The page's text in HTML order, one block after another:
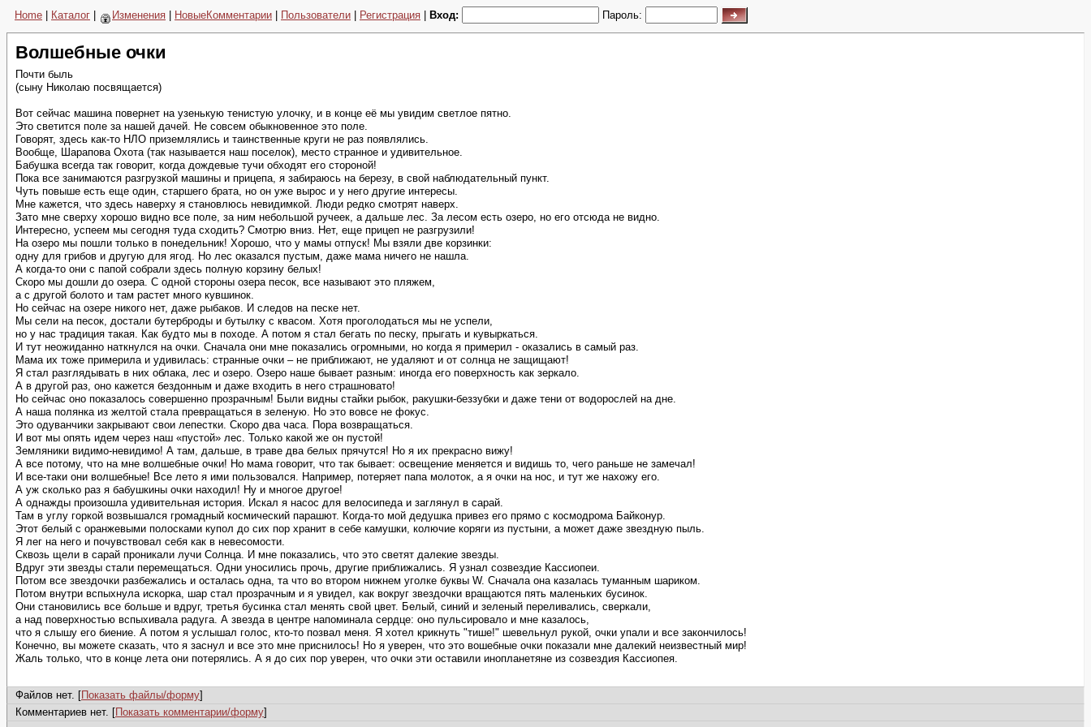
Home Каталог Изменения НовыеКомментарии Пользователи Регистрация Вход: Пароль:
Волшебные очки
Почти быль
(сыну Николаю посвящается)
Вот сейчас машина повернет на узенькую тенистую улочку, и в конце её мы увидим светлое пятно.
Это светится поле за нашей дачей. Не совсем обыкновенное это поле.
Говорят, здесь как-то НЛО приземлялись и таинственные круги не раз появлялись.
Вообще, Шарапова Охота (так называется наш поселок), место странное и удивительное.
Бабушка всегда так говорит, когда дождевые тучи обходят его стороной!
Пока все занимаются разгрузкой машины и прицепа, я забираюсь на березу, в свой наблюдательный пункт.
Чуть повыше есть еще один, старшего брата, но он уже вырос и у него другие интересы.
Мне кажется, что здесь наверху я становлюсь невидимкой. Люди редко смотрят наверх.
Зато мне сверху хорошо видно все поле, за ним небольшой ручеек, а дальше лес. За лесом есть озеро, но его отсюда не видно.
Интересно, успеем мы сегодня туда сходить? Смотрю вниз. Нет, еще прицеп не разгрузили!
На озеро мы пошли только в понедельник! Хорошо, что у мамы отпуск! Мы взяли две корзинки:
одну для грибов и другую для ягод. Но лес оказался пустым, даже мама ничего не нашла.
А когда-то они с папой собрали здесь полную корзину белых!
Скоро мы дошли до озера. С одной стороны озера песок, все называют это пляжем,
а с другой болото и там растет много кувшинок.
Но сейчас на озере никого нет, даже рыбаков. И следов на песке нет.
Мы сели на песок, достали бутерброды и бутылку с квасом. Хотя проголодаться мы не успели,
но у нас традиция такая. Как будто мы в походе. А потом я стал бегать по песку, прыгать и кувыркаться.
И тут неожиданно наткнулся на очки. Сначала они мне показались огромными, но когда я примерил - оказались в самый раз.
Мама их тоже примерила и удивилась: странные очки – не приближают, не удаляют и от солнца не защищают!
Я стал разглядывать в них облака, лес и озеро. Озеро наше бывает разным: иногда его поверхность как зеркало.
А в другой раз, оно кажется бездонным и даже входить в него страшновато!
Но сейчас оно показалось совершенно прозрачным! Были видны стайки рыбок, ракушки-беззубки и даже тени от водорослей на дне.
А наша полянка из желтой стала превращаться в зеленую. Но это вовсе не фокус.
Это одуванчики закрывают свои лепестки. Скоро два часа. Пора возвращаться.
И вот мы опять идем через наш «пустой» лес. Только какой же он пустой!
Земляники видимо-невидимо! А там, дальше, в траве два белых прячутся! Но я их прекрасно вижу!
А все потому, что на мне волшебные очки! Но мама говорит, что так бывает: освещение меняется и видишь то, чего раньше не замечал!
И все-таки они волшебные! Все лето я ими пользовался. Например, потеряет папа молоток, а я очки на нос, и тут же нахожу его.
А уж сколько раз я бабушкины очки находил! Ну и многое другое!
А однажды произошла удивительная история. Искал я насос для велосипеда и заглянул в сарай.
Там в углу горкой возвышался громадный космический парашют. Когда-то мой дедушка привез его прямо с космодрома Байконур.
Этот белый с оранжевыми полосками купол до сих пор хранит в себе камушки, колючие коряги из пустыни, а может даже звездную пыль.
Я лег на него и почувствовал себя как в невесомости.
Сквозь щели в сарай проникали лучи Солнца. И мне показались, что это светят далекие звезды.
Вдруг эти звезды стали перемещаться. Одни уносились прочь, другие приближались. Я узнал созвездие Кассиопеи.
Потом все звездочки разбежались и осталась одна, та что во втором нижнем уголке буквы W. Сначала она казалась туманным шариком.
Потом внутри вспыхнула искорка, шар стал прозрачным и я увидел, как вокруг звездочки вращаются пять маленьких бусинок.
Они становились все больше и вдруг, третья бусинка стал менять свой цвет. Белый, синий и зеленый переливались, сверкали,
а над поверхностью вспыхивала радуга. А звезда в центре напоминала сердце: оно пульсировало и мне казалось,
что я слышу его биение. А потом я услышал голос, кто-то позвал меня. Я хотел крикнуть "тише!" шевельнул рукой, очки упали и все закончилось!
Конечно, вы можете сказать, что я заснул и все это мне приснилось! Но я уверен, что это вошебные очки показали мне далекий неизвестный мир!
Жаль только, что в конце лета они потерялись. А я до сих пор уверен, что очки эти оставили инопланетяне из созвездия Кассиопея.
Файлов нет. [Показать файлы/форму]
Комментариев нет. [Показать комментарии/форму]